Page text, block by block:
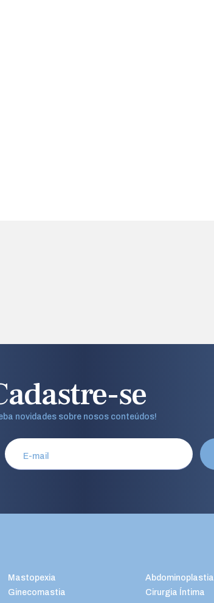
se
novidades sobre nosos conteúdos!
Mastopexia
Ginecomastia
Abdominoplastia
Cirurgia Íntima